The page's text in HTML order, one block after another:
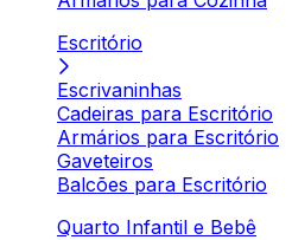
Escritório
Escrivaninhas
Cadeiras para Escritório
Armários para Escritório
Gaveteiros
Balcões para Escritório
Quarto Infantil e Bebê